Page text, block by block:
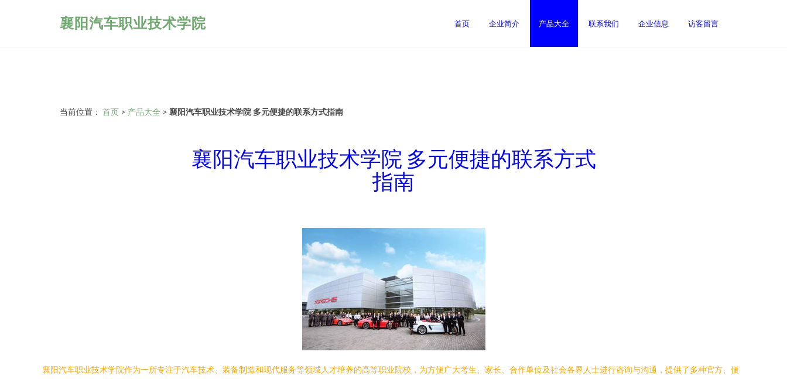
襄阳汽车职业技术学院 首页 企业简介 产品大全 联系我们 企业信息 访客留言
当前位置： 首页 > 产品大全 > 襄阳汽车职业技术学院 多元便捷的联系方式指南
襄阳汽车职业技术学院 多元便捷的联系方式
指南
襄阳汽车职业技术学院作为一所专注于汽车技术、装备制造和现代服务等领域人才培养的高等职业院校，为方便广大考生、家长、合作单位及社会各界人士进行咨询与沟通，提供了多种官方、便